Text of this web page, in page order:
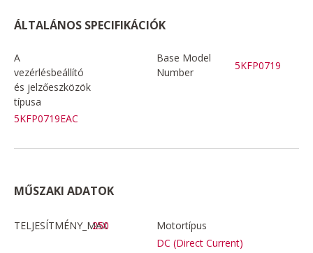
ÁLTALÁNOS SPECIFIKÁCIÓK
A
vezérlésbeállító
és jelzőeszközök
típusa
5KFP0719EAC
Base Model
Number
5KFP0719
MŰSZAKI ADATOK
TELJESÍTMÉNY_MAX
250
Motortípus
DC (Direct Current)